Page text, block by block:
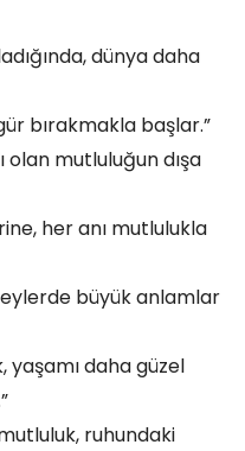
dünya daha
bırakmakla başlar.”
olan mutluluğun dışa
her anı mutlulukla
büyük anlamlar
yaşamı daha güzel
ruhundaki